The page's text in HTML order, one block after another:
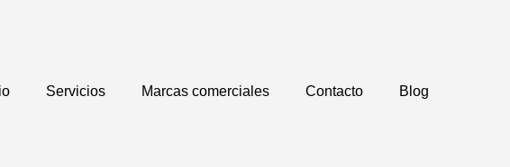
Servicios Marcas comerciales Contacto Blog